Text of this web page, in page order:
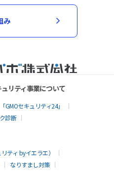
み
リティ事業について
セキュリティ24」
診断
ティ byイエラエ）
なりすまし対策